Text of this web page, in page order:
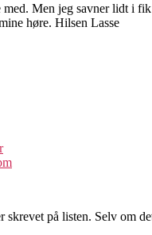
Men jeg savner lidt i
høre. Hilsen Lasse
skrevet på listen. Selv om